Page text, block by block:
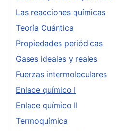
Las reacciones químicas
Teoría Cuántica
Propiedades periódicas
Gases ideales y reales
Fuerzas intermoleculares
Enlace químico I
Enlace químico II
Termoquímica